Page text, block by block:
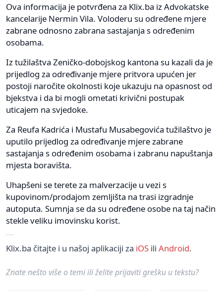
Ova informacija je potvrđena za Klix.ba iz Advokatske
kancelarije Nermin Vila. Voloderu su određene mjere
zabrane odnosno zabrana sastajanja s određenim
osobama.
Iz tužilaštva Zeničko-dobojskog kantona su kazali da je
prijedlog za određivanje mjere pritvora upućen jer
postoji naročite okolnosti koje ukazuju na opasnost od
bjekstva i da bi mogli ometati krivični postupak
uticajem na svjedoke.
Za Reufa Kadrića i Mustafu Musabegovića tužilaštvo je
uputilo prijedlog za određivanje mjere zabrane
sastajanja s određenim osobama i zabranu napuštanja
mjesta boravišta.
Uhapšeni se terete za malverzacije u vezi s
kupovinom/prodajom zemljišta na trasi izgradnje
autoputa. Sumnja se da su određene osobe na taj način
stekle veliku imovinsku korist.
Klix.ba čitajte i u našoj aplikaciji za iOS ili Android.
Znate nešto više o temi ili želite prijaviti grešku u tekstu?